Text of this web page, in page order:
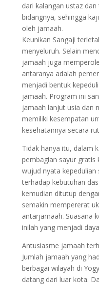
dari kalangan ustaz
bidangnya, sehingga
oleh jamaah.
Keunikan Sangaji
menyeluruh. Selain
jamaah juga
antaranya adalah
menjadi bentuk
jamaah. Program ini
jamaah lanjut usia dan
memiliki kesempatan
kesehatannya secara
Tidak hanya itu, dalam
pembagian sayur gratis
wujud nyata kepedulian
terhadap kebutuhan
kemudian ditutup
semakin mempererat
antarjamaah. Suasana
inilah yang menjadi
Antusiasme jamaah
Jumlah jamaah yang
berbagai wilayah di
datang dari luar kota.